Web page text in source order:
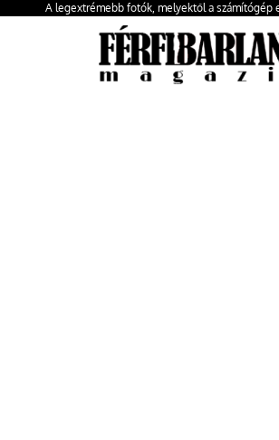
A legextrémebb fotók, melyektől a számítógép